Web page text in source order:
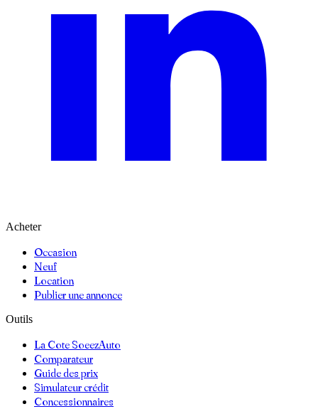
Acheter
Occasion
Neuf
Location
Publier une annonce
Outils
La Cote SoeezAuto
Comparateur
Guide des prix
Simulateur crédit
Concessionnaires